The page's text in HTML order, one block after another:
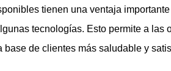
tienen una ventaja
tecnologías. Esto permite a las
base de clientes más saludable y